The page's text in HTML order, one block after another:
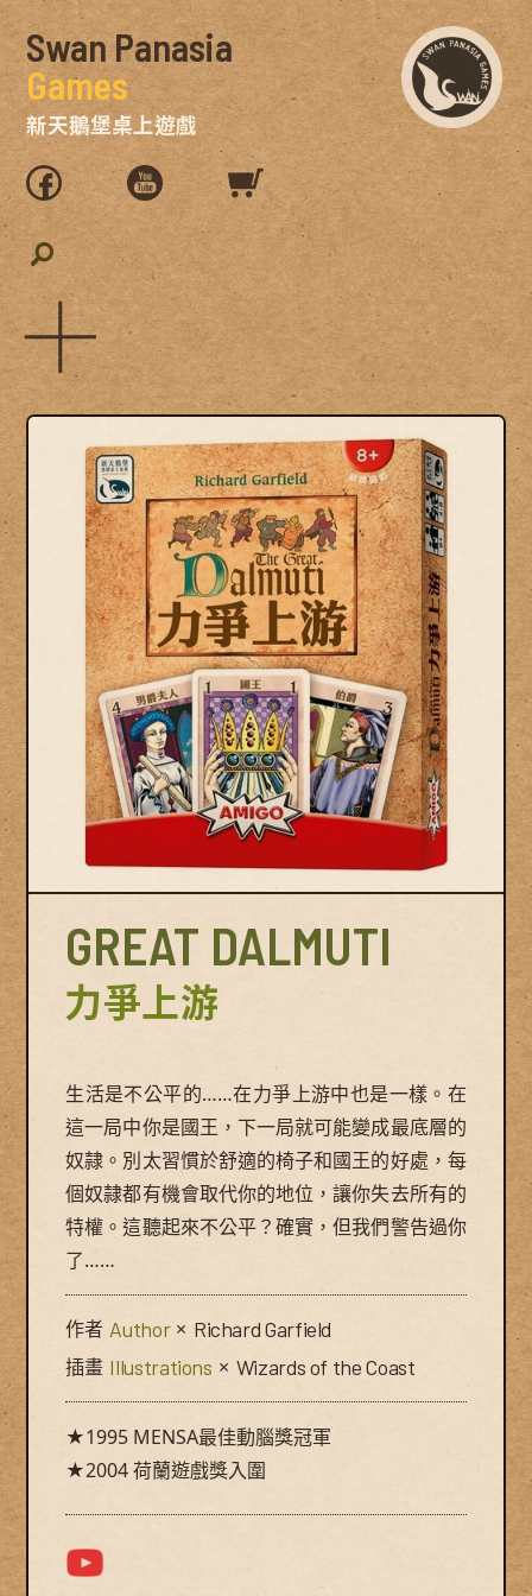
Swan Panasia
Games
新天鵝堡桌上遊戲
©
GREAT DALMUTI
力爭上游
生活是不公平的……在力爭上游中也是一樣。在
這一局中你是國王，下一局就可能變成最底層的
奴隷。別太習慣於舒適的椅子和國王的好處，每
個奴隷都有機會取代你的地位，讓你失去所有的
特權。這聽起來不公平？確實，但我們警告過你
了……
作者 Author × Richard Garfield
插畫 Illustrations × Wizards of the Coast
★1995 MENSA最佳動腦獎冠軍
★2004 荷蘭遊戲獎入圍